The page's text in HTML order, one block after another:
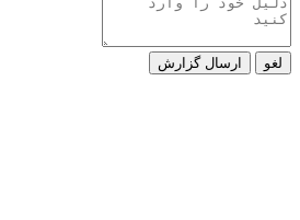
لغو ارسال گزارش